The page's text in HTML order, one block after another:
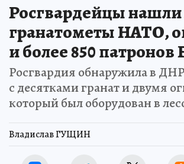
Росгвардейцы
гранатометы НАТО,
и более 850
Росгвардия обнаружила в
с десятками гранат и двумя
который был оборудован в
Владислав ГУЩИН